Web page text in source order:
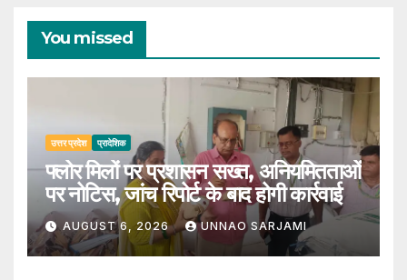
You missed
उत्तर प्रदेश प्रादेशिक
फ्लोर मिलों पर प्रशासन सख्त, अनियमितताओं
पर नोटिस, जांच रिपोर्ट के बाद होगी कार्रवाई
AUGUST 6, 2026 UNNAO SARJAMI